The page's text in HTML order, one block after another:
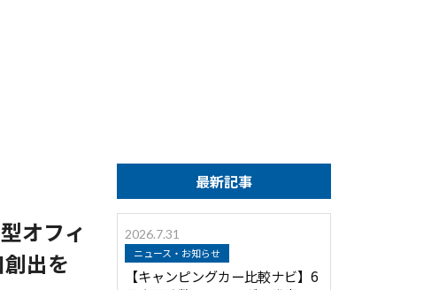
オフィ
出を
最新記事
2026.7.31
ニュース・お知らせ
【キャンピングカー比較ナビ】6